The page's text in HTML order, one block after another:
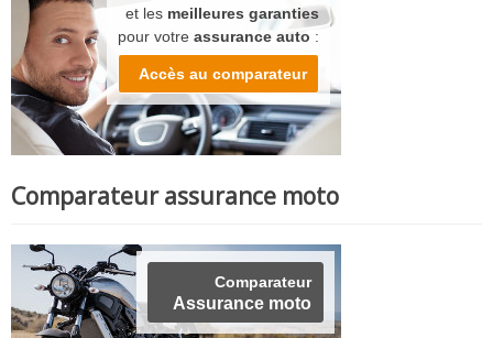
et les meilleures garanties
pour votre assurance auto :
Accès au comparateur
Comparateur assurance moto
Comparateur
Assurance moto